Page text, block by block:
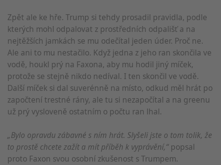
Zpět ale ke hře. Trump si tehdy prosadil pravidla, podle
kterých mohl odpalovat z prostředních odpališť a na
nejtěžších jamkách se mu odečítal jeden úder. Proč ne.
Ale ani to mu nestačilo. Když jedna z jeho ran skončila ve
vodě, houkl prý na Faxona, aby mu hodil jiný míček,
protože se stejně nikdo nedíval. I ten skončil ve vodě.
Další míček si dal suverénně na místo, odkud měl hrát po
započtení trestné rány, ale tu si nezapočítal a na greenu
už prý vysloveně ostatním o počtu ran lhal.
„Bylo opravdu zábavné s ním hrát. Slyšeli jste o tom tolik, že
to prostě chcete zažít a mít příběh k vyprávění,“popsal
proto Faxon svou osobní zkušenost s Trumpem.